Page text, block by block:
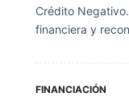
Crédito
financiera y
FINANCIACIÓN